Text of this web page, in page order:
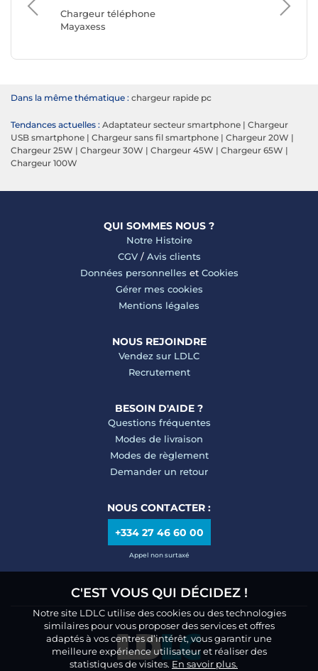
Chargeur téléphone
Mayaxess
Belkin
Dans la même thématique : chargeur rapide pc
Tendances actuelles : Adaptateur secteur smartphone | Chargeur
USB smartphone | Chargeur sans fil smartphone | Chargeur 20W |
Chargeur 25W | Chargeur 30W | Chargeur 45W | Chargeur 65W |
Chargeur 100W
QUI SOMMES NOUS ?
Notre Histoire
CGV/ Avis clients
Données personnelles et Cookies
Gérer mes cookies
Mentions légales
NOUS REJOINDRE
Vendez sur LDLC
Recrutement
BESOIN D'AIDE ?
Questions fréquentes
Modes de livraison
Modes de règlement
Demander un retour
NOUS CONTACTER :
+334 27 46 60 00
Appel non surtaxé
C'EST VOUS QUI DÉCIDEZ !
Notre site LDLC utilise des cookies ou des technologies
similaires pour vous proposer des services et offres
adaptés à vos centres d’intérêt, vous garantir une
meilleure expérience utilisateur et réaliser des
statistiques de visites. En savoir plus.